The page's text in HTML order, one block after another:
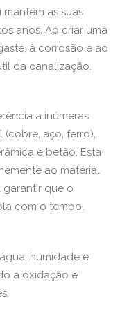
as suas
anos. Ao criar uma
à corrosão e ao
da canalização.
a inúmeras
(cobre, aço, ferro),
e betão. Esta
ao material
que o
com o tempo.
humidade e
a oxidação e